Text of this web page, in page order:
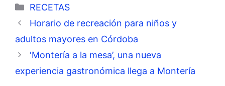
Categorías
RECETAS
Horario de recreación para niños y
adultos mayores en Córdoba
‘Montería a la mesa’, una nueva
experiencia gastronómica llega a Montería